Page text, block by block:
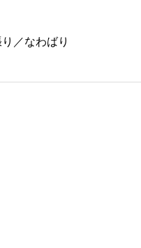
／なわばり